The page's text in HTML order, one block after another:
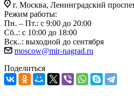
г. Москва, Ленинградский
Режим работы:
Пн. – Пт.: с 9:00 до 20:00
Сб..: с 10:00 до 18:00
Вск..: выходной до сентября
moscow@mir-nagrad.ru
Поделиться